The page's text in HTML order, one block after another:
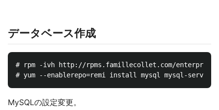
データベース作成
# rpm -ivh http://rpms.famillecollet.com/enterprise/
MySQLの設定変更。